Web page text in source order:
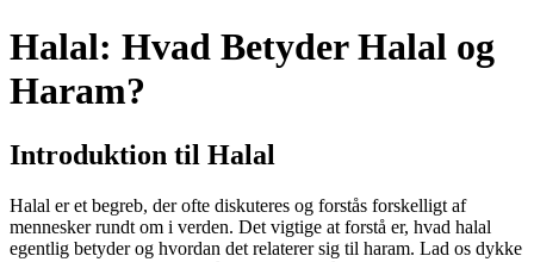
Halal: Hvad Betyder Halal og
Haram?
Introduktion til Halal
Halal er et begreb, der ofte diskuteres og forstås forskelligt af
mennesker rundt om i verden. Det vigtige at forstå er, hvad halal
egentlig betyder og hvordan det relaterer sig til haram. Lad os dykke